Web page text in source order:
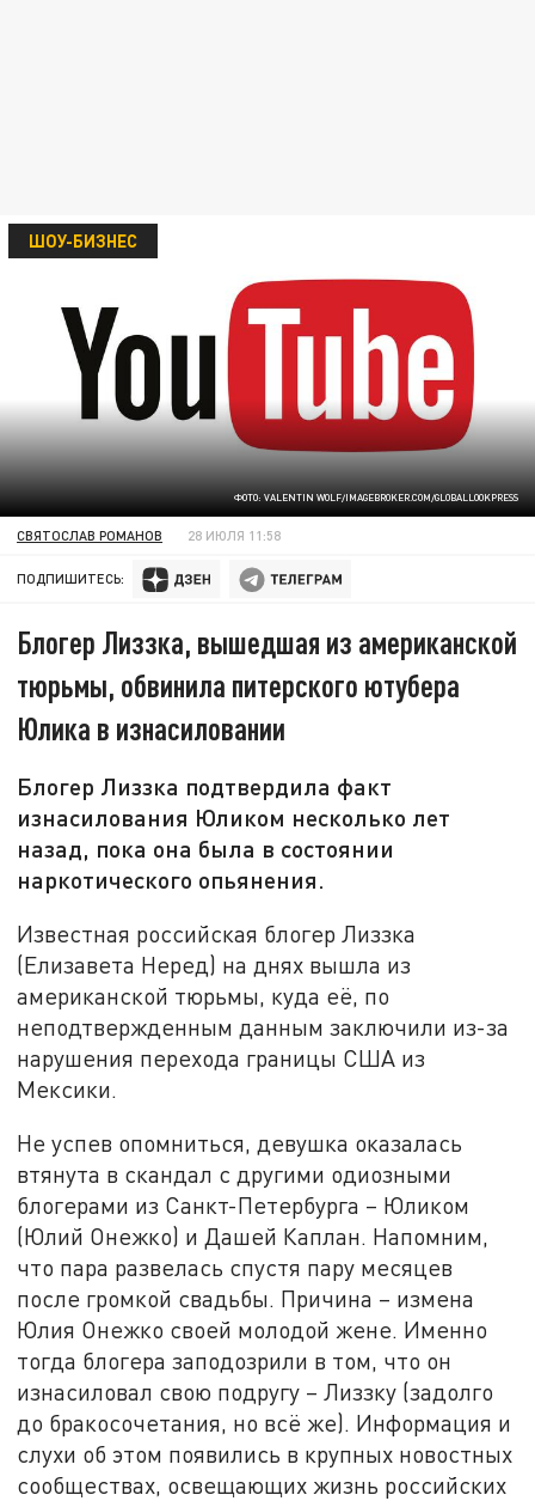
ФОТО: VALENTIN WOLF/IMAGEBROKER.COM/GLOBALLOOKPRESS
ШОУ-БИЗНЕС
СВЯТОСЛАВ РОМАНОВ 28 ИЮЛЯ 11:58
ПОДПИШИТЕСЬ:
Блогер Лиззка, вышедшая из американской
тюрьмы, обвинила питерского ютубера
Юлика в изнасиловании
Блогер Лиззка подтвердила факт
изнасилования Юликом несколько лет
назад, пока она была в состоянии
наркотического опьянения.
Известная российская блогер Лиззка
(Елизавета Неред) на днях вышла из
американской тюрьмы, куда её, по
неподтвержденным данным заключили из-за
нарушения перехода границы США из
Мексики.
Не успев опомниться, девушка оказалась
втянута в скандал с другими одиозными
блогерами из Санкт-Петербурга – Юликом
(Юлий Онежко) и Дашей Каплан. Напомним,
что пара развелась спустя пару месяцев
после громкой свадьбы. Причина – измена
Юлия Онежко своей молодой жене. Именно
тогда блогера заподозрили в том, что он
изнасиловал свою подругу – Лиззку (задолго
до бракосочетания, но всё же). Информация и
слухи об этом появились в крупных новостных
сообществах, освещающих жизнь российских